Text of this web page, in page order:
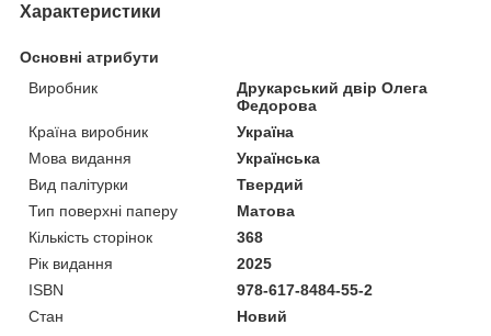
Характеристики
Основні атрибути
Виробник
Друкарський двір Олега
Федорова
Країна виробник
Україна
Мова видання
Українська
Вид палітурки
Твердий
Тип поверхні паперу
Матова
Кількість сторінок
368
Рік видання
2025
ISBN
978-617-8484-55-2
Стан
Новий